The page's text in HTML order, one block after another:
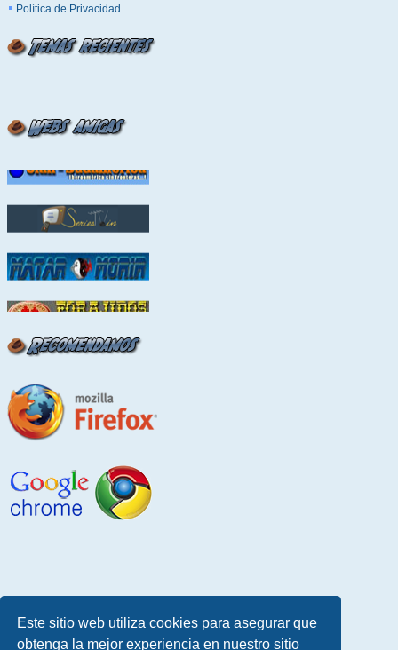
Este sitio web utiliza cookies para asegurar que
obtenga la mejor experiencia en nuestro sitio
Política de Privacidad